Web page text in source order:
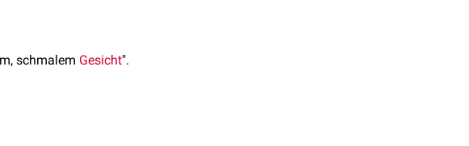
schmalem Gesicht".